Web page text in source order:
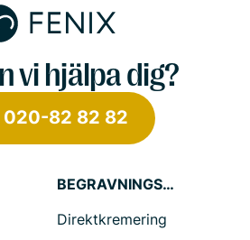
vi hjälpa dig?
020-82 82 82
BEGRAVNINGSTJÄNSTER
Direktkremering